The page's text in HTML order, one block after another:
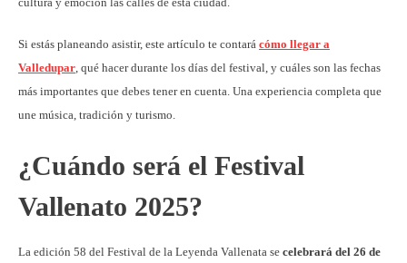
Si estás planeando asistir, este artículo te contará cómo llegar a
Valledupar , qué hacer durante los días del festival, y cuáles son las fechas
más importantes que debes tener en cuenta. Una experiencia completa que
une música, tradición y turismo.
¿Cuándo será el Festival
Vallenato 2025?
La edición 58 del Festival de la Leyenda Vallenata se celebrará del 26 de